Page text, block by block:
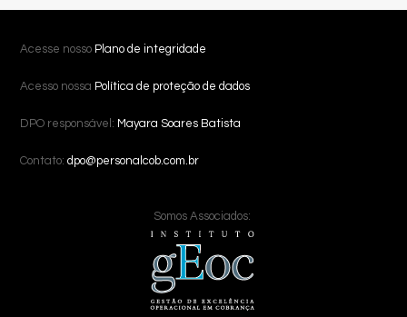
Acesse nosso Plano de integridade
Acesso nossa Política de proteção de dados
DPO responsável: Mayara Soares Batista
Contato:dpo@personalcob.com.br
Somos Associados: